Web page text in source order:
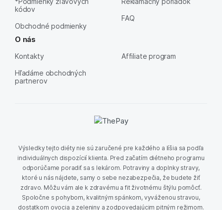
kódov
Obchodné podmienky
FAQ
O nás
Kontakty
Hľadáme obchodných
partnerov
Affiliate program
Výsledky tejto diéty nie sú zaručené pre každého a líšia sa podľa
individuálnych dispozícií klienta. Pred začatím diétneho programu
odporúčame poradiť sa s lekárom. Potraviny a doplnky stravy,
ktoré u nás nájdete, samy o sebe nezabezpečia, že budete žiť
zdravo. Môžu vám ale k zdravému a fit životnému štýlu pomôcť.
Spoločne s pohybom, kvalitným spánkom, vyváženou stravou,
dostatkom ovocia a zeleniny a zodpovedajúcim pitným režimom.